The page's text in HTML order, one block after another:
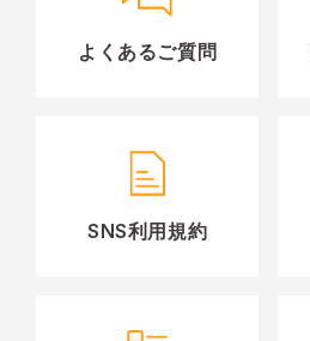
よくあるご質問
SNS利用規約